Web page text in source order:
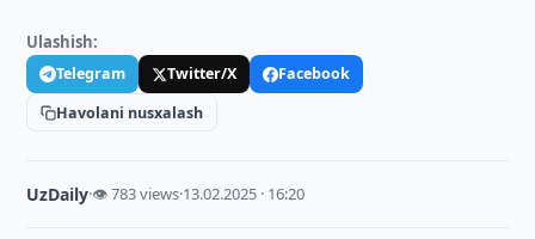
Ulashish:
Telegram Twitter/X
Facebook
Havolani nusxalash
UzDaily·👁 783 views·13.02.2025 · 16:20